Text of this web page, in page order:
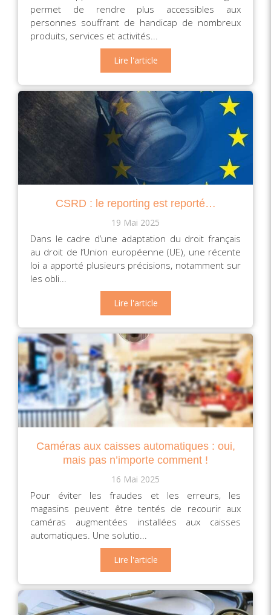
permet de rendre plus accessibles aux
personnes souffrant de handicap de nombreux
produits, services et activités...
Lire l'article
CSRD : le reporting est reporté…
19 Mai 2025
Dans le cadre d’une adaptation du droit français
au droit de l’Union européenne (UE), une récente
loi a apporté plusieurs précisions, notamment sur
les obli...
Lire l'article
Caméras aux caisses automatiques : oui,
mais pas n’importe comment !
16 Mai 2025
Pour éviter les fraudes et les erreurs, les
magasins peuvent être tentés de recourir aux
caméras augmentées installées aux caisses
automatiques. Une solutio...
Lire l'article